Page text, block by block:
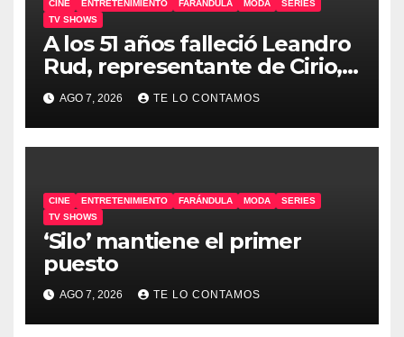
CINE ENTRETENIMIENTO FARÁNDULA MODA
SERIES
TV SHOWS
A los 51 años falleció Leandro
Rud, representante de Cirio,
Loly, Marengo y Maglietti
AGO 7, 2026 TE LO CONTAMOS
CINE ENTRETENIMIENTO FARÁNDULA MODA
SERIES
TV SHOWS
‘Silo’ mantiene el primer
puesto
AGO 7, 2026 TE LO CONTAMOS